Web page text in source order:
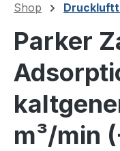
Shop
Parker
m³/min